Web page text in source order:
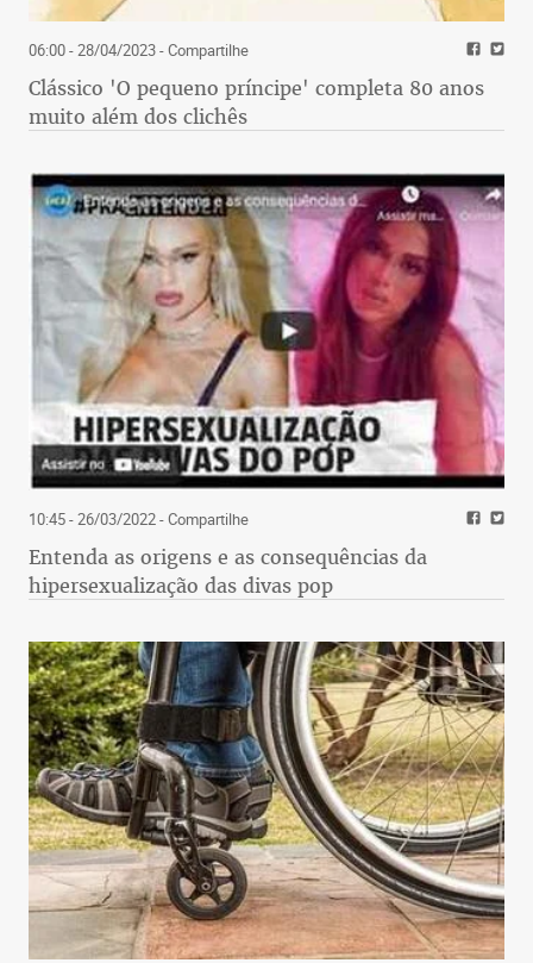
06:00 - 28/04/2023- Compartilhe
Clássico 'O pequeno príncipe' completa 80 anos
muito além dos clichês
10:45 - 26/03/2022- Compartilhe
Entenda as origens e as consequências da
hipersexualização das divas pop